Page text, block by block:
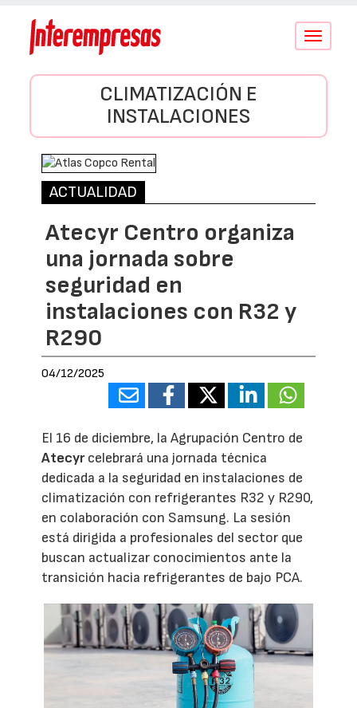
Conmutar
CLIMATIZACIÓN E
INSTALACIONES
ACTUALIDAD
Atecyr Centro organiza
una jornada sobre
seguridad en
instalaciones con R32 y
R290
04/12/2025
El 16 de diciembre, la Agrupación Centro de
Atecyrcelebrará una jornada técnica
dedicada a la seguridad en instalaciones de
climatización con refrigerantes R32 y R290,
en colaboración con Samsung. La sesión
está dirigida a profesionales del sector que
buscan actualizar conocimientos ante la
transición hacia refrigerantes de bajo PCA.